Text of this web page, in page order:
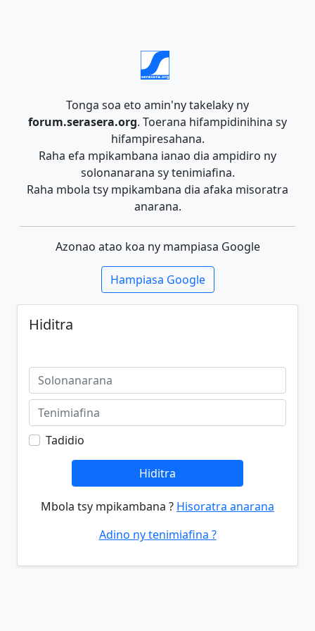
Tonga soa eto amin'ny takelaky ny
forum.serasera.org. Toerana hifampidinihina sy
hifampiresahana.
Raha efa mpikambana ianao dia ampidiro ny
solonanarana sy tenimiafina.
Raha mbola tsy mpikambana dia afaka misoratra
anarana.
Azonao atao koa ny mampiasa Google
Hampiasa Google
Hiditra
Tadidio
Hiditra
Mbola tsy mpikambana ? Hisoratra anarana
Adino ny tenimiafina ?